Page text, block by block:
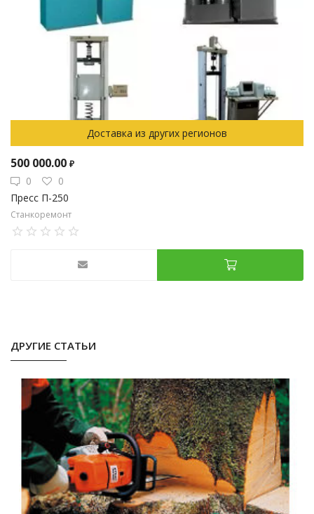
Доставка из других регионов
500 000.00 ₽
0
0
Пресс П-250
Станкоремонт
ДРУГИЕ СТАТЬИ